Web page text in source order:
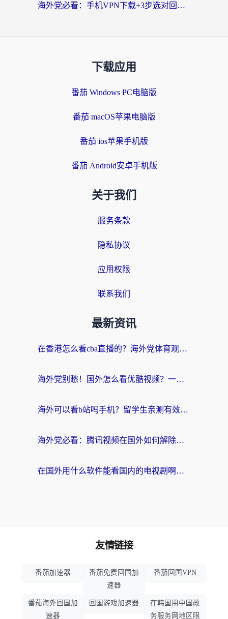
海外党必看：手机VPN下载+3步选对回国加速器，无缝刷国内资源不再愁
下载应用
番茄 Windows PC电脑版
番茄 macOS苹果电脑版
番茄 ios苹果手机版
番茄 Android安卓手机版
关于我们
服务条款
隐私协议
应用权限
联系我们
最新资讯
在香港怎么看cba直播的？海外党体育观赛终极指南：告别版权限制，畅享中文解说
海外党别愁！国外怎么看优酷视频？一招解决追剧、看直播难题
海外可以看b站吗手机？留学生亲测有效的回国加速指南
海外党必看：腾讯视频在国外如何解除地域限制？附优酷咪咕使用指南
在国外用什么软件能看国内的电视剧啊？留学生亲测有效的回国加速方案
友情链接
番茄加速器
番茄免费回国加
速器
番茄回国VPN
番茄海外回国加
速器
回国游戏加速器
在韩国用中国政
务服务网地区限